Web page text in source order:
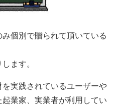
個別で贈られて頂いている
ます。
実践されているユーザーや
業家、実業者が利用してい